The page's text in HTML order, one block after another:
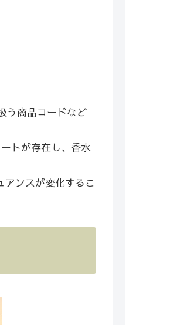
う商品コードなど
トが存在し、香水
ンスが変化するこ